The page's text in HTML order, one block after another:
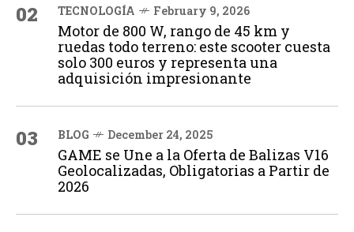
02 TECNOLOGÍA February 9, 2026
Motor de 800 W, rango de 45 km y
ruedas todo terreno: este scooter cuesta
solo 300 euros y representa una
adquisición impresionante
03 BLOG December 24, 2025
GAME se Une a la Oferta de Balizas V16
Geolocalizadas, Obligatorias a Partir de
2026